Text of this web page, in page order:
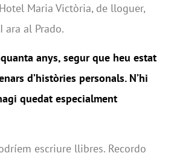
Maria Victòria, de lloguer,
ara al Prado.
anys, segur que heu estat
d’històries personals. N’hi
quedat especialment
escriure llibres. Recordo